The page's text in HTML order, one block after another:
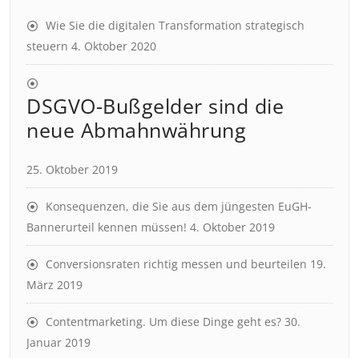
Wie Sie die digitalen Transformation strategisch
steuern 4. Oktober 2020
DSGVO-Bußgelder sind die
neue Abmahnwährung
25. Oktober 2019
Konsequenzen, die Sie aus dem jüngesten EuGH-
Bannerurteil kennen müssen! 4. Oktober 2019
Conversionsraten richtig messen und beurteilen 19.
März 2019
Contentmarketing. Um diese Dinge geht es? 30.
Januar 2019